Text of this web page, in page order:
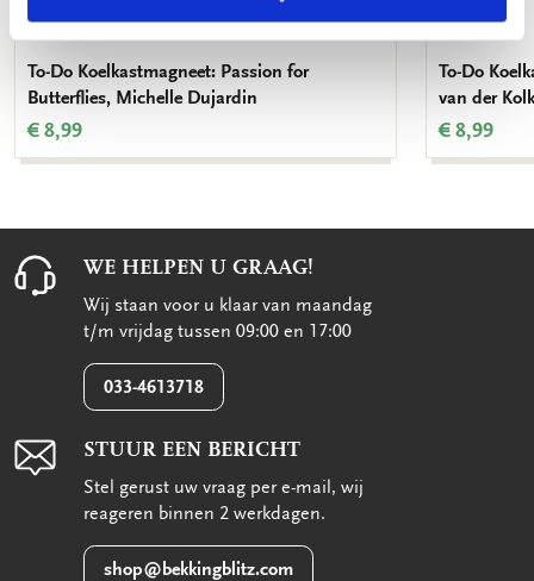
To-Do Koelkastmagneet: Passion for
Butterflies, Michelle Dujardin
€ 8,99
To-Do
van der
€ 8,99
WE HELPEN U GRAAG!
Wij staan voor u klaar van maandag
t/m vrijdag tussen 09:00 en 17:00
033-4613718
STUUR EEN BERICHT
Stel gerust uw vraag per e-mail, wij
reageren binnen 2 werkdagen.
shop@bekkingblitz.com